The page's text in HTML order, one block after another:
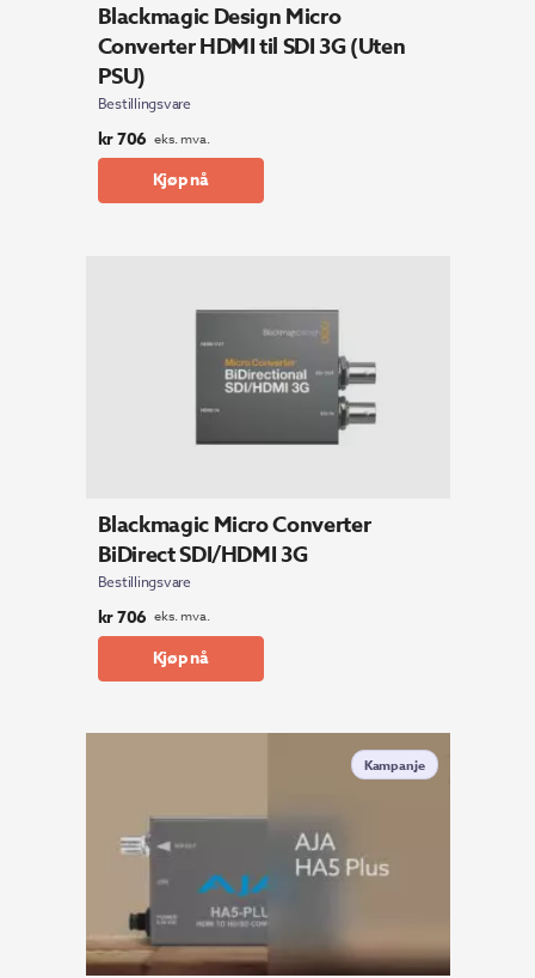
Blackmagic Design Micro
Converter HDMI til SDI 3G (Uten
PSU)
Bestillingsvare
kr706 eks. mva.
Kjøp nå
Blackmagic Micro Converter
BiDirect SDI/HDMI 3G
Bestillingsvare
kr706 eks. mva.
Kjøp nå
Kampanje